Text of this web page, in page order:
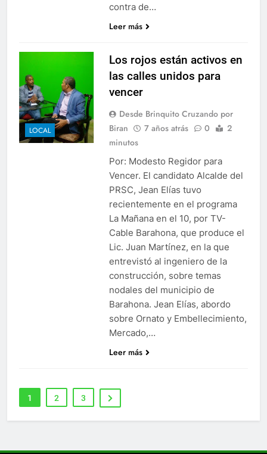
contra de…
Leer más
LOCAL
Los rojos están activos en
las calles unidos para
vencer
Desde Brinquito Cruzando por
Biran
7 años atrás 0
2
minutos
Por: Modesto Regidor para
Vencer. El candidato Alcalde del
PRSC, Jean Elías tuvo
recientemente en el programa
La Mañana en el 10, por TV-
Cable Barahona, que produce el
Lic. Juan Martínez, en la que
entrevistó al ingeniero de la
construcción, sobre temas
nodales del municipio de
Barahona. Jean Elías, abordo
sobre Ornato y Embellecimiento,
Mercado,…
Leer más
1 2 3